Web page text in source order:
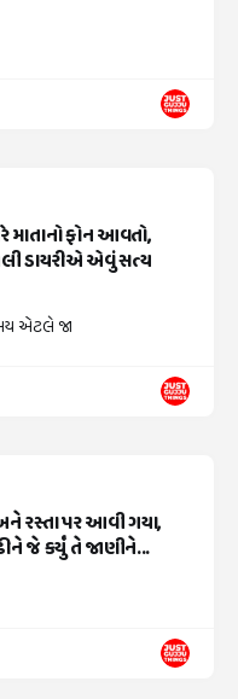
માતાનો ફોન આવતો,
ડાયરીએ એવું સત્ય
એટલે જા
રસ્તા પર આવી ગયા,
જે કર્યું તે જાણીને...